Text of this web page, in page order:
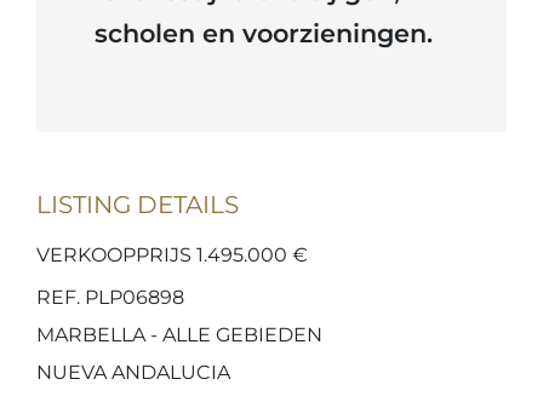
scholen en voorzieningen.
LISTING DETAILS
VERKOOPPRIJS 1.495.000 €
REF. PLP06898
MARBELLA - ALLE GEBIEDEN
NUEVA ANDALUCIA